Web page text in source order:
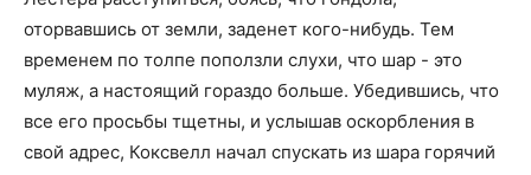
оторвавшись от земли, заденет кого-нибудь. Тем
временем по толпе поползли слухи, что шар - это
муляж, а настоящий гораздо больше. Убедившись, что
все его просьбы тщетны, и услышав оскорбления в
свой адрес, Коксвелл начал спускать из шара горячий